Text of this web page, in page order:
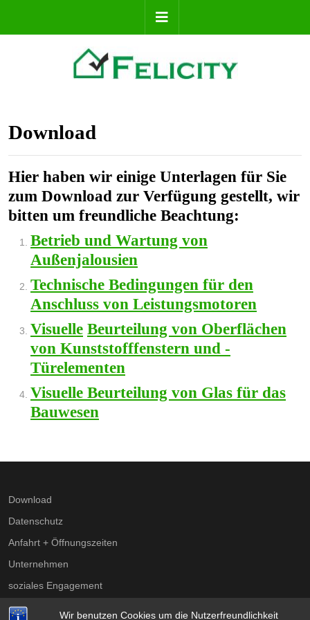
Wir benutzen Cookies um die Nutzerfreundlichkeit
Download
Hier haben wir einige Unterlagen für Sie
zum Download zur Verfügung gestellt, wir
bitten um freundliche Beachtung:
Betrieb und Wartung von
Außenjalousien
Technische Bedingungen für den
Anschluss von Leistungsmotoren
Visuelle Beurteilung von Oberflächen
von Kunststofffenstern und -
Türelementen
Visuelle Beurteilung von Glas für das
Bauwesen
Download
Datenschutz
Anfahrt + Öffnungszeiten
Unternehmen
soziales Engagement
Impressum